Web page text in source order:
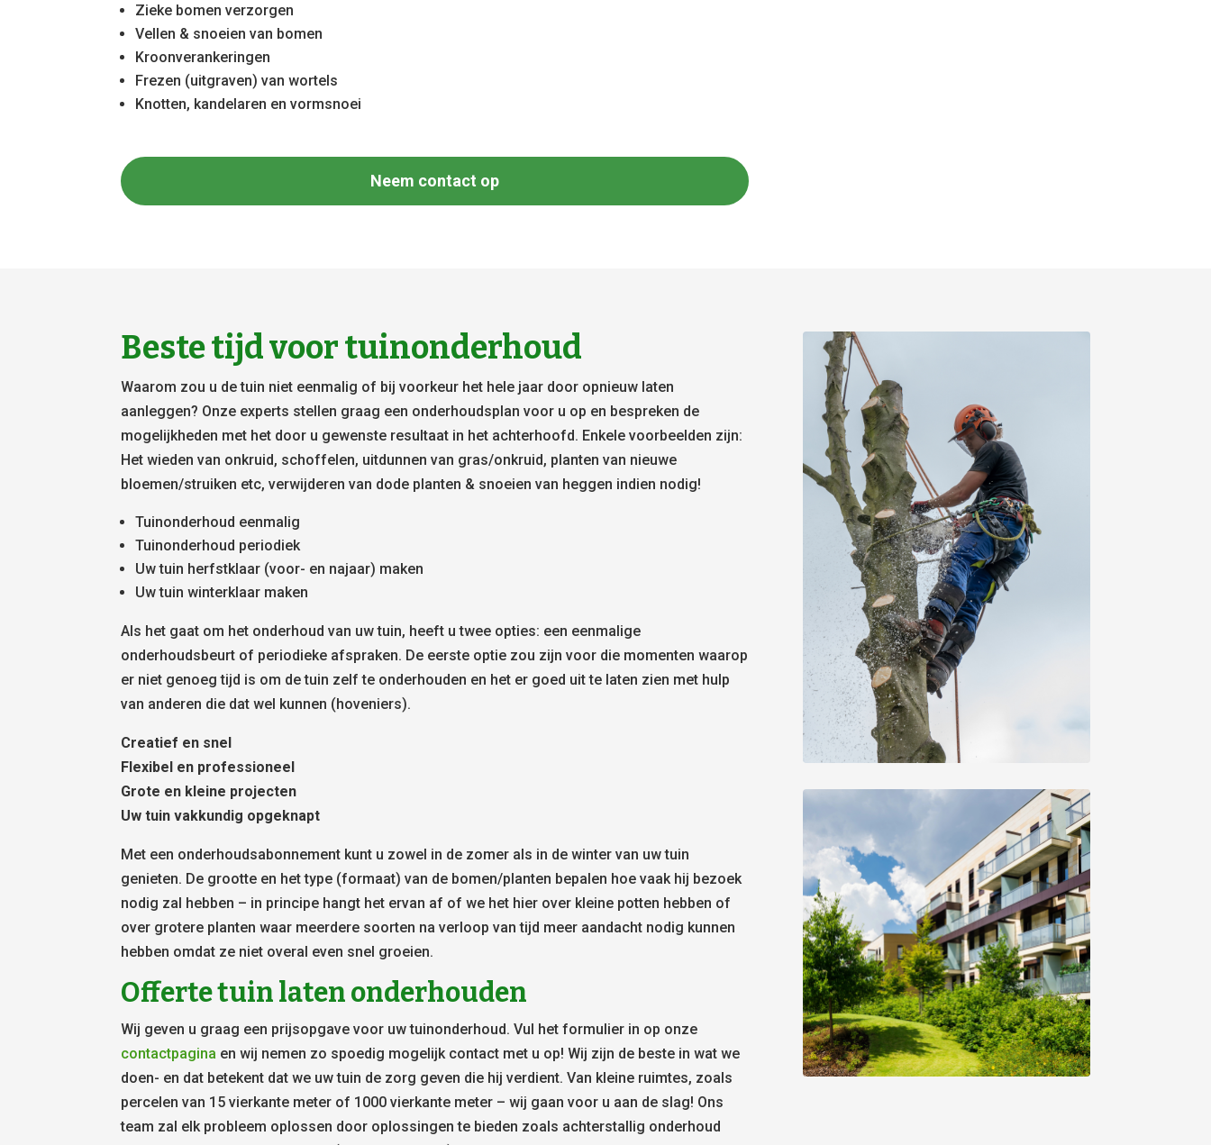
Zieke bomen verzorgen
Vellen & snoeien van bomen
Kroonverankeringen
Frezen (uitgraven) van wortels
Knotten, kandelaren en vormsnoei
Neem contact op
Beste tijd voor tuinonderhoud
Waarom zou u de tuin niet eenmalig of bij voorkeur het hele jaar door opnieuw laten
aanleggen? Onze experts stellen graag een onderhoudsplan voor u op en bespreken de
mogelijkheden met het door u gewenste resultaat in het achterhoofd. Enkele voorbeelden zijn:
Het wieden van onkruid, schoffelen, uitdunnen van gras/onkruid, planten van nieuwe
bloemen/struiken etc, verwijderen van dode planten & snoeien van heggen indien nodig!
Tuinonderhoud eenmalig
Tuinonderhoud periodiek
Uw tuin herfstklaar (voor- en najaar) maken
Uw tuin winterklaar maken
Als het gaat om het onderhoud van uw tuin, heeft u twee opties: een eenmalige
onderhoudsbeurt of periodieke afspraken. De eerste optie zou zijn voor die momenten waarop
er niet genoeg tijd is om de tuin zelf te onderhouden en het er goed uit te laten zien met hulp
van anderen die dat wel kunnen (hoveniers).
Creatief en snel
Flexibel en professioneel
Grote en kleine projecten
Uw tuin vakkundig opgeknapt
Met een onderhoudsabonnement kunt u zowel in de zomer als in de winter van uw tuin
genieten. De grootte en het type (formaat) van de bomen/planten bepalen hoe vaak hij bezoek
nodig zal hebben – in principe hangt het ervan af of we het hier over kleine potten hebben of
over grotere planten waar meerdere soorten na verloop van tijd meer aandacht nodig kunnen
hebben omdat ze niet overal even snel groeien.
Offerte tuin laten onderhouden
Wij geven u graag een prijsopgave voor uw tuinonderhoud. Vul het formulier in op onze
contactpagina en wij nemen zo spoedig mogelijk contact met u op! Wij zijn de beste in wat we
doen- en dat betekent dat we uw tuin de zorg geven die hij verdient. Van kleine ruimtes, zoals
percelen van 15 vierkante meter of 1000 vierkante meter – wij gaan voor u aan de slag! Ons
team zal elk probleem oplossen door oplossingen te bieden zoals achterstallig onderhoud